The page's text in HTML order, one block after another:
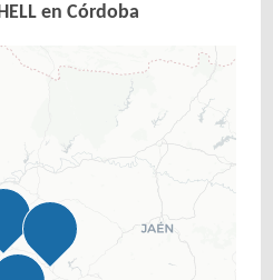
en Córdoba